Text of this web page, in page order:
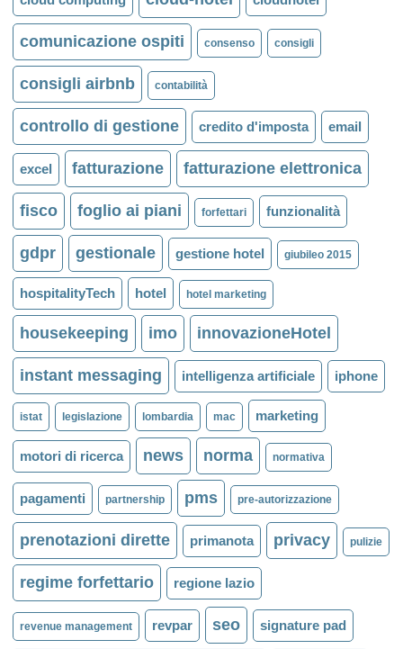
comunicazione ospiti consenso consigli
consigli airbnb contabilità
controllo di gestione credito d'imposta email
excel fatturazione fatturazione elettronica
fisco foglio ai piani forfettari funzionalità
gdpr gestionale gestione hotel giubileo 2015
hospitalityTech hotel hotel marketing
housekeeping imo innovazioneHotel
instant messaging intelligenza artificiale iphone
istat legislazione lombardia mac marketing
motori di ricerca news norma normativa
pagamenti partnership pms pre-autorizzazione
prenotazioni dirette primanota privacy pulizie
regime forfettario regione lazio
revenue management revpar seo signature pad